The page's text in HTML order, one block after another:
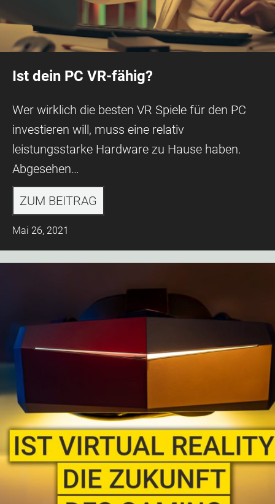
Ist dein PC VR-fähig?
Wer wirklich die besten VR Spiele für den PC
investieren will, muss eine relativ
leistungsstarke Hardware zu Hause haben.
Abgesehen…
ZUM BEITRAG
Mai 26, 2021